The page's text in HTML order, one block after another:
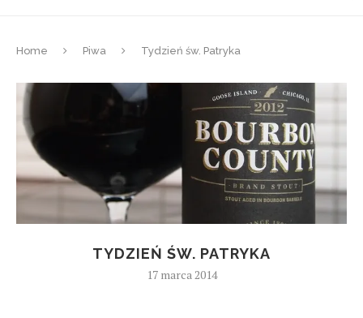
Home Piwa Tydzień św. Patryka
TYDZIEŃ ŚW. PATRYKA
17 marca 2014